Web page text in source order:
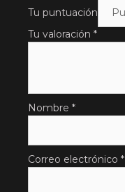
Tu puntuación
Tu valoración *
Nombre *
Correo electrónico *